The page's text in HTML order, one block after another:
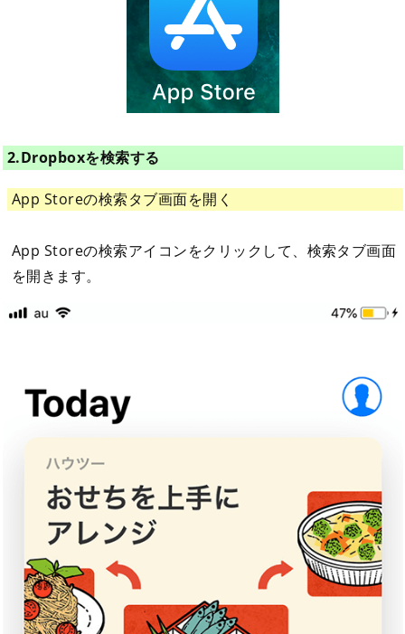
2.Dropboxを検索する
App Storeの検索タブ画面を開く
App Storeの検索アイコンをクリックして、検索タブ画面
を開きます。